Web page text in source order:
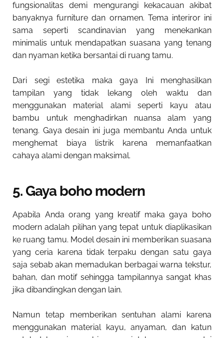
fungsionalitas demi mengurangi kekacauan akibat
banyaknya furniture dan ornamen. Tema interiror ini
sama seperti scandinavian yang menekankan
minimalis untuk mendapatkan suasana yang tenang
dan nyaman ketika bersantai di ruang tamu.
Dari segi estetika maka gaya Ini menghasilkan
tampilan yang tidak lekang oleh waktu dan
menggunakan material alami seperti kayu atau
bambu untuk menghadirkan nuansa alam yang
tenang. Gaya desain ini juga membantu Anda untuk
menghemat biaya listrik karena memanfaatkan
cahaya alami dengan maksimal.
5. Gaya boho modern
Apabila Anda orang yang kreatif maka gaya boho
modern adalah pilihan yang tepat untuk diaplikasikan
ke ruang tamu. Model desain ini memberikan suasana
yang ceria karena tidak terpaku dengan satu gaya
saja sebab akan memadukan berbagai warna tekstur,
bahan, dan motif sehingga tampilannya sangat khas
jika dibandingkan dengan lain.
Namun tetap memberikan sentuhan alami karena
menggunakan material kayu, anyaman, dan katun